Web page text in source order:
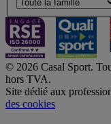
© 2026 Casal Sport.
hors TVA.
Site dédié aux
des cookies